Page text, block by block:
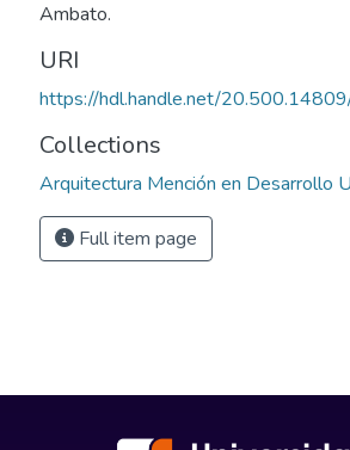
Ambato.
URI
https://hdl.handle.net/
Collections
Arquitectura Mención en Desarrollo
Full item page